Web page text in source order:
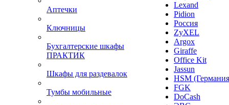
Аптечки
Ключницы
Бухгалтерские шкафы
ПРАКТИК
Шкафы для раздевалок
Тумбы мобильные
Lexand
Pidion
Россия
ZyXEL
Argox
Giraffe
Office Kit
Jassun
HSM
FGK
DoCash